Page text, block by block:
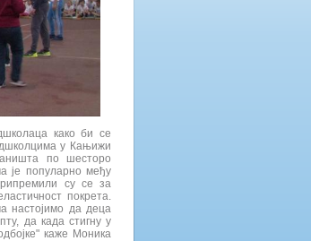
како би се
у Кањижи
по шесторо
је популарно међу
су се за
покрета.
настојимо да деца
да када стигну у
каже Моника